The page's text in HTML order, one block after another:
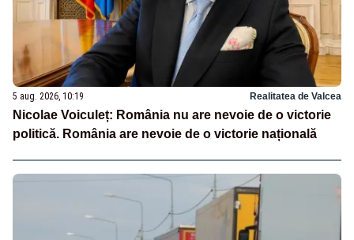
5 aug. 2026, 10:19 Realitatea de Valcea
Nicolae Voiculeț: România nu are nevoie de o victorie
politică. România are nevoie de o victorie națională